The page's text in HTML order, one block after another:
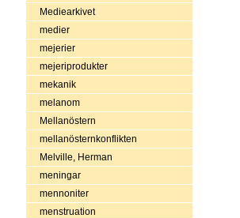
Mediearkivet
medier
mejerier
mejeriprodukter
mekanik
melanom
Mellanöstern
mellanösternkonflikten
Melville, Herman
meningar
mennoniter
menstruation